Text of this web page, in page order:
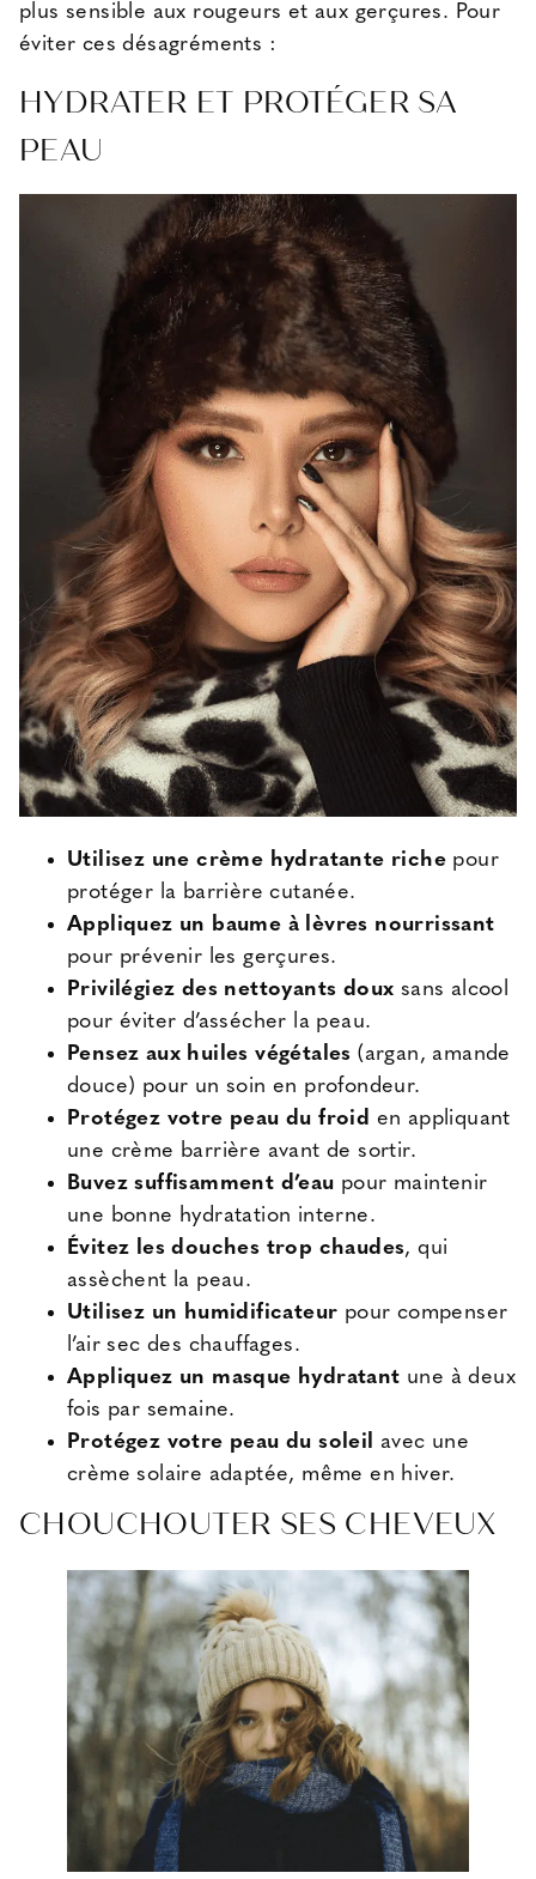
plus sensible aux rougeurs et aux gerçures. Pour
éviter ces désagréments :
HYDRATER ET PROTÉGER SA
PEAU
Utilisez une crème hydratante riche pour
protéger la barrière cutanée.
Appliquez un baume à lèvres nourrissant
pour prévenir les gerçures.
Privilégiez des nettoyants doux sans alcool
pour éviter d’assécher la peau.
Pensez aux huiles végétales (argan, amande
douce) pour un soin en profondeur.
Protégez votre peau du froid en appliquant
une crème barrière avant de sortir.
Buvez suffisamment d’eau pour maintenir
une bonne hydratation interne.
Évitez les douches trop chaudes, qui
assèchent la peau.
Utilisez un humidificateur pour compenser
l’air sec des chauffages.
Appliquez un masque hydratant une à deux
fois par semaine.
Protégez votre peau du soleil avec une
crème solaire adaptée, même en hiver.
CHOUCHOUTER SES CHEVEUX